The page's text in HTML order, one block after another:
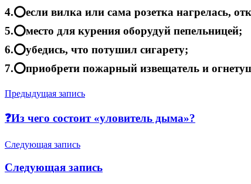
4.⭕если вилка или сама розетка нагрелась,
5.⭕место для курения оборудуй пепельницей;
6.⭕убедись, что потушил сигарету;
7.⭕приобрети пожарный извещатель и
Навигация
по
записям
Предыдущая запись
❓Из чего состоит «уловитель дыма»?
Следующая запись
Следующая запись